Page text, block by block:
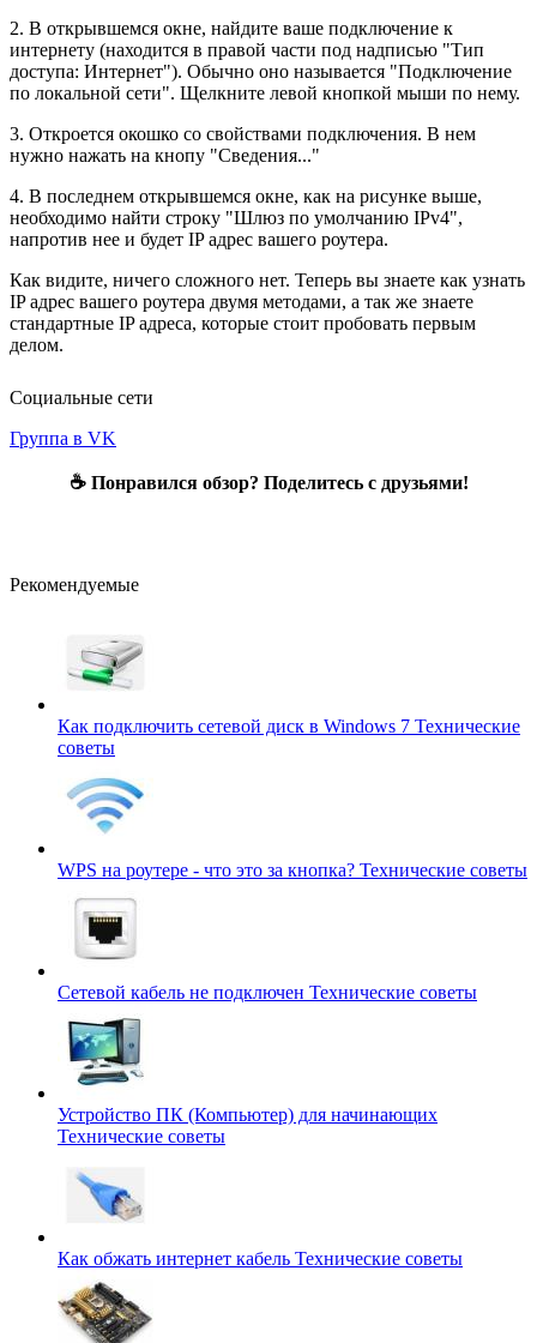
2. В открывшемся окне, найдите ваше подключение к
интернету (находится в правой части под надписью "Тип
доступа: Интернет"). Обычно оно называется "Подключение
по локальной сети". Щелкните левой кнопкой мыши по нему.
3. Откроется окошко со свойствами подключения. В нем
нужно нажать на кнопу "Сведения..."
4. В последнем открывшемся окне, как на рисунке выше,
необходимо найти строку "Шлюз по умолчанию IPv4",
напротив нее и будет IP адрес вашего роутера.
Как видите, ничего сложного нет. Теперь вы знаете как узнать
IP адрес вашего роутера двумя методами, а так же знаете
стандартные IP адреса, которые стоит пробовать первым
делом.
Социальные сети
Группа в VK
☕ Понравился обзор? Поделитесь с друзьями!
Рекомендуемые
Как подключить сетевой диск в Windows 7 Технические
советы
WPS на роутере - что это за кнопка? Технические советы
Сетевой кабель не подключен Технические советы
Устройство ПК (Компьютер) для начинающих
Технические советы
Как обжать интернет кабель Технические советы